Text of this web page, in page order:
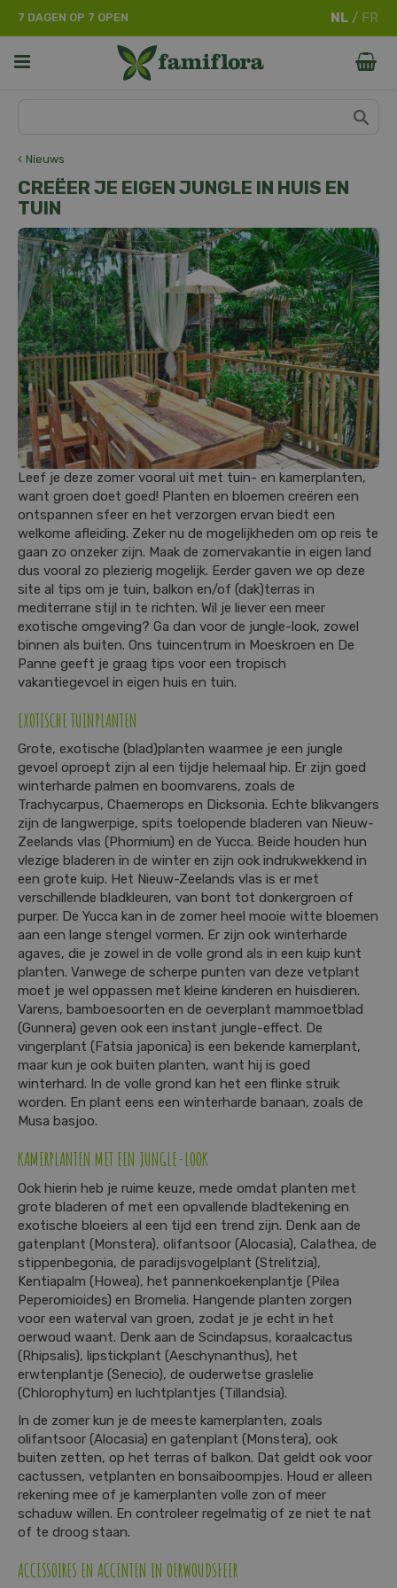
Nieuws
7 DAGEN OP 7 OPEN
CREËER JE EIGEN JUNGLE IN HUIS EN
TUIN
Leef je deze zomer vooral uit met tuin- en kamerplanten,
want groen doet goed! Planten en bloemen creëren een
ontspannen sfeer en het verzorgen ervan biedt een
welkome afleiding. Zeker nu de mogelijkheden om op reis te
gaan zo onzeker zijn. Maak de zomervakantie in eigen land
dus vooral zo plezierig mogelijk. Eerder gaven we op deze
site al tips om je tuin, balkon en/of (dak)terras in
mediterrane stijl in te richten. Wil je liever een meer
exotische omgeving? Ga dan voor de jungle-look, zowel
binnen als buiten. Ons tuincentrum in Moeskroen en De
Panne geeft je graag tips voor een tropisch
vakantiegevoel in eigen huis en tuin.
EXOTISCHE TUINPLANTEN
Grote, exotische (blad)planten waarmee je een jungle
gevoel oproept zijn al een tijdje helemaal hip. Er zijn goed
winterharde palmen en boomvarens, zoals de
Trachycarpus, Chaemerops en Dicksonia. Echte blikvangers
zijn de langwerpige, spits toelopende bladeren van Nieuw-
Zeelands vlas (Phormium) en de Yucca. Beide houden hun
vlezige bladeren in de winter en zijn ook indrukwekkend in
een grote kuip. Het Nieuw-Zeelands vlas is er met
verschillende bladkleuren, van bont tot donkergroen of
purper. De Yucca kan in de zomer heel mooie witte bloemen
aan een lange stengel vormen. Er zijn ook winterharde
agaves, die je zowel in de volle grond als in een kuip kunt
planten. Vanwege de scherpe punten van deze vetplant
moet je wel oppassen met kleine kinderen en huisdieren.
Varens, bamboesoorten en de oeverplant mammoetblad
(Gunnera) geven ook een instant jungle-effect. De
vingerplant (Fatsia japonica) is een bekende kamerplant,
maar kun je ook buiten planten, want hij is goed
winterhard. In de volle grond kan het een flinke struik
worden. En plant eens een winterharde banaan, zoals de
Musa basjoo.
KAMERPLANTEN MET EEN JUNGLE-LOOK
Ook hierin heb je ruime keuze, mede omdat planten met
grote bladeren of met een opvallende bladtekening en
exotische bloeiers al een tijd een trend zijn. Denk aan de
gatenplant (Monstera), olifantsoor (Alocasia), Calathea, de
stippenbegonia, de paradijsvogelplant (Strelitzia),
Kentiapalm (Howea), het pannenkoekenplantje (Pilea
Peperomioides) en Bromelia. Hangende planten zorgen
voor een waterval van groen, zodat je je echt in het
oerwoud waant. Denk aan de Scindapsus, koraalcactus
(Rhipsalis), lipstickplant (Aeschynanthus), het
erwtenplantje (Senecio), de ouderwetse graslelie
(Chlorophytum) en luchtplantjes (Tillandsia).
In de zomer kun je de meeste kamerplanten, zoals
olifantsoor (Alocasia) en gatenplant (Monstera), ook
buiten zetten, op het terras of balkon. Dat geldt ook voor
cactussen, vetplanten en bonsaiboompjes. Houd er alleen
rekening mee of je kamerplanten volle zon of meer
schaduw willen. En controleer regelmatig of ze niet te nat
of te droog staan.
ACCESSOIRES EN ACCENTEN IN OERWOUDSFEER